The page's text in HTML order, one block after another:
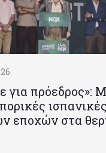
για πρόεδρος»:
εποχών στα